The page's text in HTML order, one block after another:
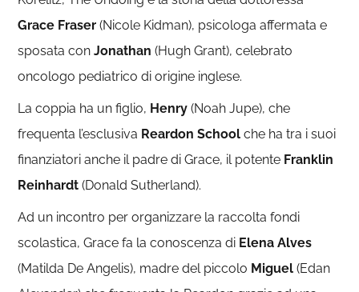
Grace Fraser (Nicole Kidman), psicologa affermata e
sposata conJonathan (Hugh Grant), celebrato
oncologo pediatrico di origine inglese.
La coppia ha un figlio, Henry (Noah Jupe), che
frequenta l’esclusiva Reardon School che ha tra i suoi
finanziatori anche il padre di Grace, il potente Franklin
Reinhardt (Donald Sutherland).
Ad un incontro per organizzare la raccolta fondi
scolastica, Grace fa la conoscenza di Elena Alves
(Matilda De Angelis), madre del piccolo Miguel (Edan